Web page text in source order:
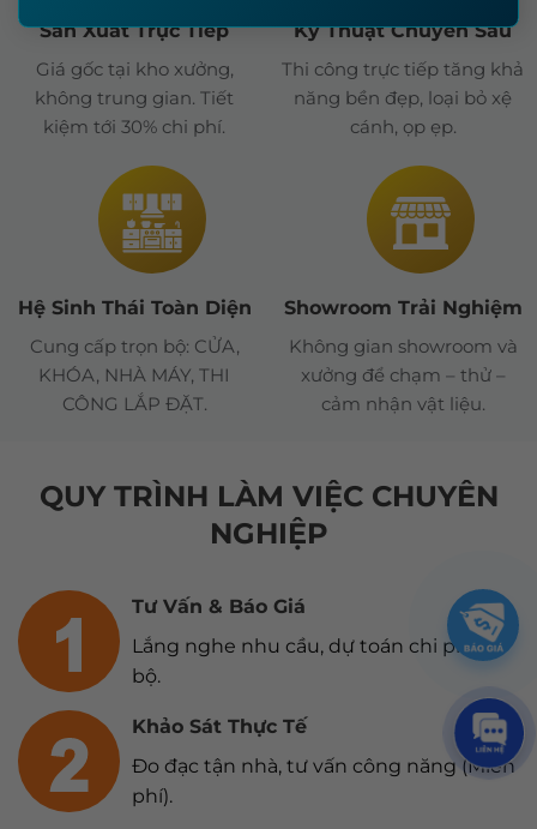
Sản Xuất Trực Tiếp
Giá gốc tại kho xưởng,
không trung gian. Tiết
kiệm tới 30% chi phí.
Kỹ Thuật Chuyên Sâu
Thi công trực tiếp tăng khả
năng bền đẹp, loại bỏ xệ
cánh, ọp ẹp.
Hệ Sinh Thái Toàn Diện
Cung cấp trọn bộ: CỬA,
KHÓA, NHÀ MÁY, THI
CÔNG LẮP ĐẶT.
Showroom Trải Nghiệm
Không gian showroom và
xưởng để chạm – thử –
cảm nhận vật liệu.
QUY TRÌNH LÀM VIỆC CHUYÊN
NGHIỆP
Tư Vấn & Báo Giá
Lắng nghe nhu cầu, dự toán chi phí sơ
bộ.
Khảo Sát Thực Tế
Đo đạc tận nhà, tư vấn công năng (Miễn
phí).